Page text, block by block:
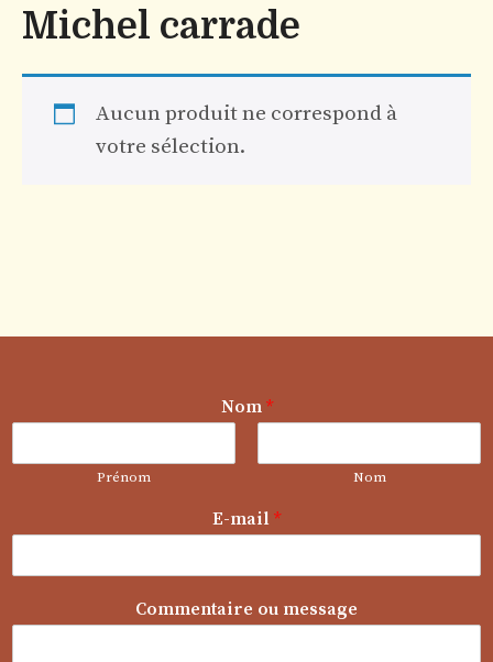
Michel carrade
Aucun produit ne correspond à
votre sélection.
Nom *
Prénom Nom
E-mail *
*
Commentaire ou message